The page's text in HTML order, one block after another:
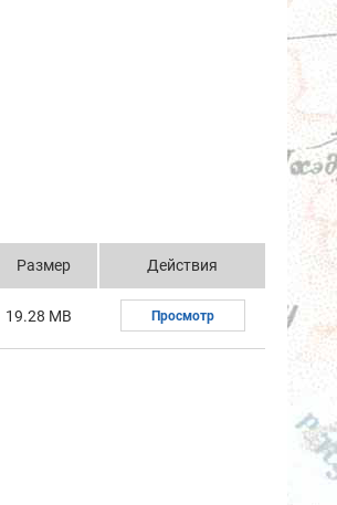
Размер Действия
19.28 MB Просмотр